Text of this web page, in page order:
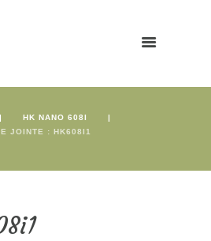
HK NANO 608I
JOINTE : HK608I1